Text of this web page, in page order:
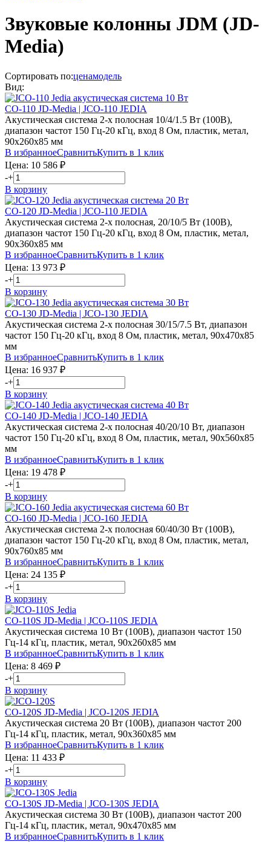
Звуковые колонны JDM (JD-
Media)
Сортировать по:ценамодель
Вид:
CO-110 JD-Media | JCO-110 JEDIA
Акустическая система 2-х полосная 10/4/1.5 Вт (100В),
диапазон частот 150 Гц-20 кГц, вход 8 Ом, пластик, метал,
90х260х85 мм
В избранноеСравнитьКупить в 1 клик
Цена: 10 586 ₽
-+
В корзину
CO-120 JD-Media | JCO-110 JEDIA
Акустическая система 2-х полосная, 20/10/5 Вт (100В),
диапазон частот 150 Гц-20 кГц, вход 8 Ом, пластик, метал,
90х360х85 мм
В избранноеСравнитьКупить в 1 клик
Цена: 13 973 ₽
-+
В корзину
CO-130 JD-Media | JCO-130 JEDIA
Акустическая система 2-х полосная 30/15/7.5 Вт, диапазон
частот 150 Гц-20 кГц, вход 8 Ом, пластик, метал, 90х470х85
мм
В избранноеСравнитьКупить в 1 клик
Цена: 16 937 ₽
-+
В корзину
CO-140 JD-Media | JCO-140 JEDIA
Акустическая система 2-х полосная 40/20/10 Вт, диапазон
частот 150 Гц-20 кГц, вход 8 Ом, пластик, метал, 90х560х85
мм
В избранноеСравнитьКупить в 1 клик
Цена: 19 478 ₽
-+
В корзину
CO-160 JD-Media | JCO-160 JEDIA
Акустическая система 2-х полосная 60/40/30 Вт (100В),
диапазон частот 150 Гц-20 кГц, вход 8 Ом, пластик, метал,
90х760х85 мм
В избранноеСравнитьКупить в 1 клик
Цена: 24 135 ₽
-+
В корзину
CO-110S JD-Media | JCO-110S JEDIA
Акустическая система 10 Вт (100В), диапазон частот 150
Гц-14 кГц, пластик, метал, 90х260х85 мм
В избранноеСравнитьКупить в 1 клик
Цена: 8 469 ₽
-+
В корзину
CO-120S JD-Media | JCO-120S JEDIA
Акустическая система 20 Вт (100В), диапазон частот 200
Гц-14 кГц, пластик, метал, 90х360х85 мм
В избранноеСравнитьКупить в 1 клик
Цена: 11 433 ₽
-+
В корзину
CO-130S JD-Media | JCO-130S JEDIA
Акустическая система 30 Вт (100В), диапазон частот 200
Гц-14 кГц, пластик, метал, 90х470х85 мм
В избранноеСравнитьКупить в 1 клик